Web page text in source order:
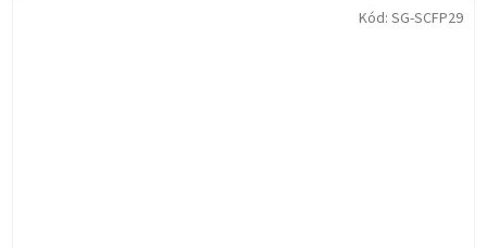
Kód: SG-SCFP29